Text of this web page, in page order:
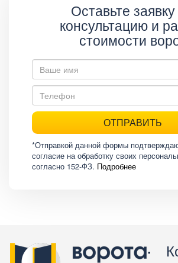
Оставьте
консультацию и
стоимости
ОТПРАВИТЬ
*Отправкой данной формы
согласие на обработку своих
согласно 152-ФЗ. Подробнее